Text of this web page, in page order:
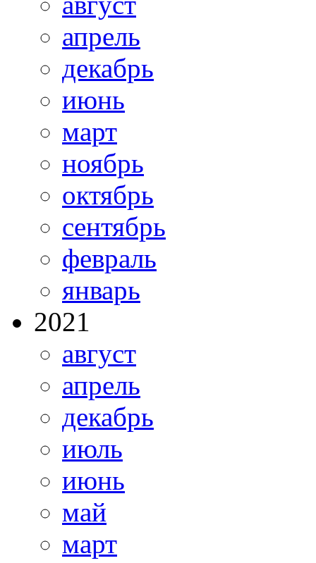
апрель
декабрь
июнь
март
ноябрь
октябрь
сентябрь
февраль
январь
2021
август
апрель
декабрь
июль
июнь
май
март